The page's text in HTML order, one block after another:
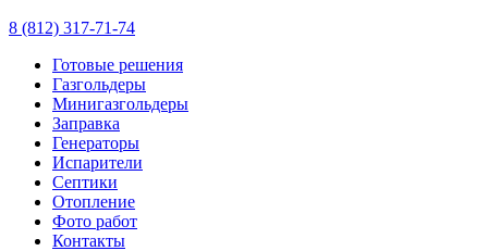
8 (812) 317-71-74
Готовые решения
Газгольдеры
Минигазгольдеры
Заправка
Генераторы
Испарители
Септики
Отопление
Фото работ
Контакты